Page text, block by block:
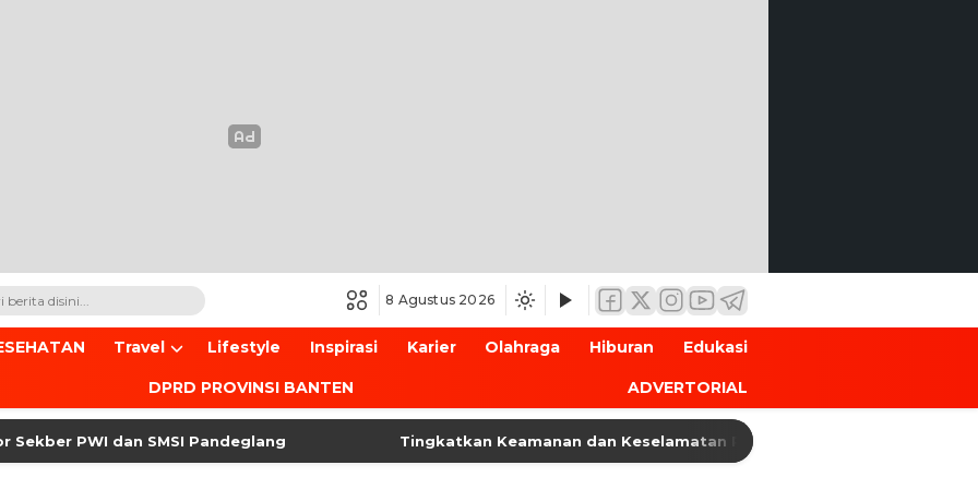
8 Agustus 2026
Travel Lifestyle Inspirasi Karier Olahraga Hiburan Edukasi
DPRD PROVINSI BANTEN ADVERTORIAL
PWI dan SMSI Pandeglang Tingkatkan Keamanan dan Keselamatan Penyeberangan, Jasa Raharja